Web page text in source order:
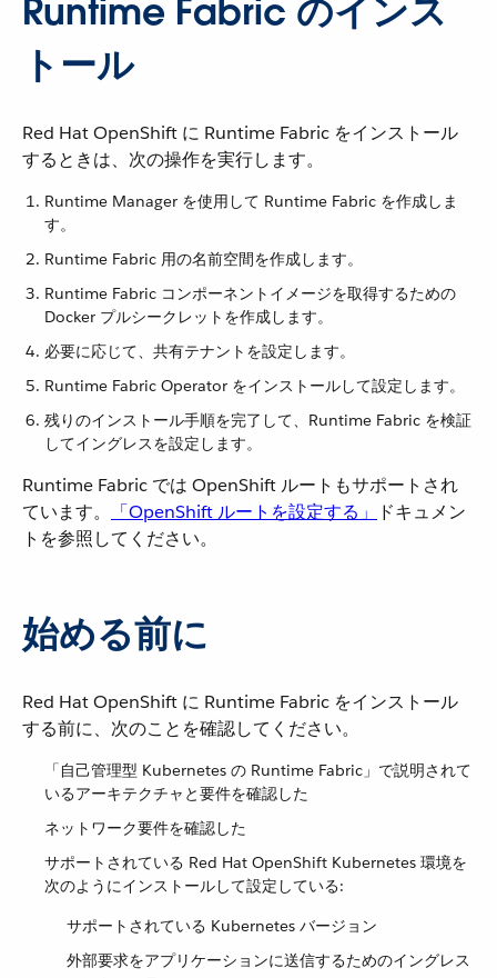
Runtime Fabric のインス
トール
Red Hat OpenShift に Runtime Fabric をインストール
するときは、次の操作を実行します。
Runtime Manager を使用して Runtime Fabric を作成しま
す。
Runtime Fabric 用の名前空間を作成します。
Runtime Fabric コンポーネントイメージを取得するための
Docker プルシークレットを作成します。
必要に応じて、共有テナントを設定します。
Runtime Fabric Operator をインストールして設定します。
残りのインストール手順を完了して、Runtime Fabric を検証
してイングレスを設定します。
Runtime Fabric では OpenShift ルートもサポートされ
ています。​
「OpenShift ルートを設定する」
​ドキュメン
トを参照してください。
始める前に
Red Hat OpenShift に Runtime Fabric をインストール
する前に、次のことを確認してください。
「自己管理型 Kubernetes の Runtime Fabric」で説明されて
いるアーキテクチャと要件を確認した
ネットワーク要件を確認した
サポートされている Red Hat OpenShift Kubernetes 環境を
次のようにインストールして設定している:
サポートされている Kubernetes バージョン
外部要求をアプリケーションに送信するためのイングレス